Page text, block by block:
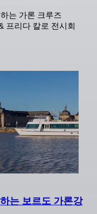
는 가론 크루즈
프리다 칼로 전시회
는 보르도 가론강